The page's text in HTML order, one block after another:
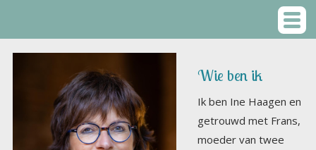
Wie ben ik
Ik ben Ine Haagen en
getrouwd met Frans,
moeder van twee